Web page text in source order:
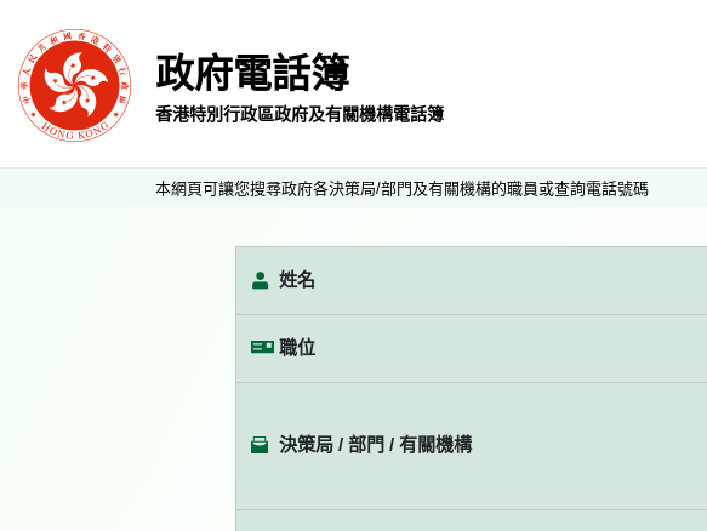
政府電話簿
香港特別行政區政府及有關機構電話簿
本網頁可讓您搜尋政府各決策局/部門及有關機構的職員或查詢電話號碼
姓名
職位
決策局 / 部門 / 有關機構